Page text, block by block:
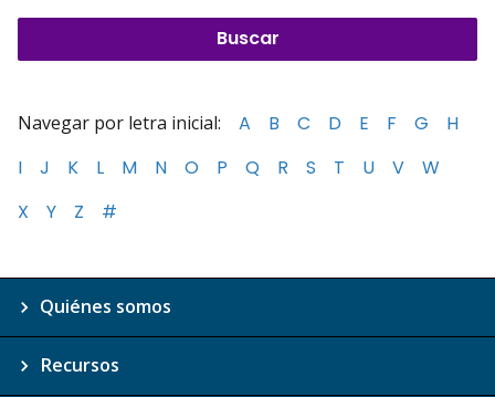
Navegar por letra inicial: A B C D E F G
H
I
J K L M N O P Q R S T U V
W
X
Y Z #
Quiénes somos
Recursos